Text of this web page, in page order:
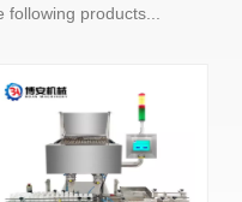
products...